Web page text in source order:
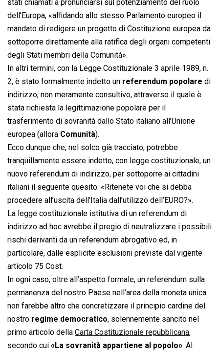
stati chiamati a pronunciarsi sul potenziamento del ruolo
dell’Europa, «affidando allo stesso Parlamento europeo il
mandato di redigere un progetto di Costituzione europea da
sottoporre direttamente alla ratifica degli organi competenti
degli Stati membri della Comunità».
In altri termini, con la Legge Costituzionale 3 aprile 1989, n.
2, è stato formalmente indetto un referendum popolare di
indirizzo, non meramente consultivo, attraverso il quale è
stata richiesta la legittimazione popolare per il
trasferimento di sovranità dallo Stato italiano all’Unione
europea (allora Comunità).
Ecco dunque che, nel solco già tracciato, potrebbe
tranquillamente essere indetto, con legge costituzionale, un
nuovo referendum di indirizzo, per sottoporre ai cittadini
italiani il seguente quesito: «Ritenete voi che si debba
procedere all’uscita dell’Italia dall’utilizzo dell’EURO?».
La legge costituzionale istitutiva di un referendum di
indirizzo ad hoc avrebbe il pregio di neutralizzare i possibili
rischi derivanti da un referendum abrogativo ed, in
particolare, dalle esplicite esclusioni previste dal vigente
articolo 75 Cost.
In ogni caso, oltre all’aspetto formale, un referendum sulla
permanenza del nostro Paese nell’area della moneta unica
non farebbe altro che concretizzare il principio cardine del
nostro regime democratico, solennemente sancito nel
primo articolo della Carta Costituzionale repubblicana,
secondo cui «La sovranità appartiene al popolo». Al